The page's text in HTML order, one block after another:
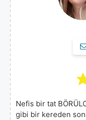
Nefis bir tat
gibi bir kereden